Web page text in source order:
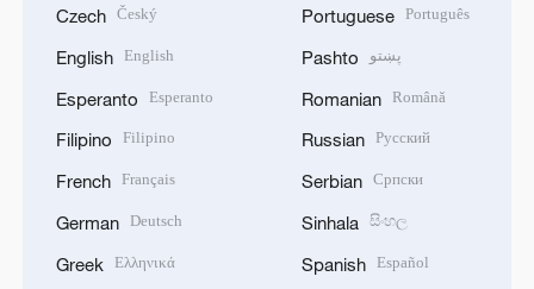
Czech Český
English English
Esperanto Esperanto
Filipino Filipino
French Français
German Deutsch
Greek Ελληνικά
Portuguese Português
Pashto پښتو
Romanian Română
Russian Русский
Serbian Српски
Sinhala සිංහල
Spanish Español